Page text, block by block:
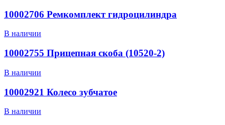
10002706 Ремкомплект гидроцилиндра
В наличии
10002755 Прицепная скоба (10520-2)
В наличии
10002921 Колесо зубчатое
В наличии